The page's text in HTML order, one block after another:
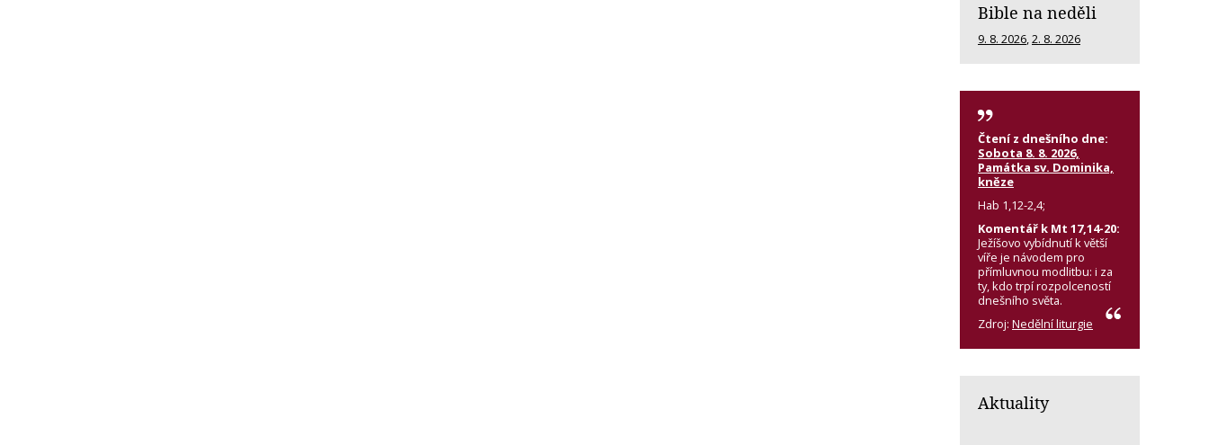
Bible na neděli
9. 8. 2026 2. 8. 2026
Čtení z dnešního dne:
Sobota 8. 8. 2026,
Památka sv. Dominika,
kněze
Hab 1,12-2,4;
Komentář k Mt 17,14-20:
Ježíšovo vybídnutí k větší
víře je návodem pro
přímluvnou modlitbu: i za
ty, kdo trpí rozpolceností
dnešního světa.
Zdroj: Nedělní liturgie
Aktuality